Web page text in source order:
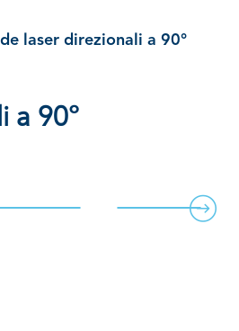
laser direzionali a 90°
a 90°